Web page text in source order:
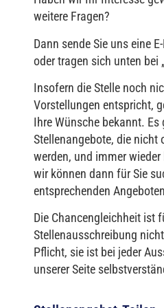
weitere Fragen?
Dann sende Sie uns eine
oder tragen sich unten bei
Insofern die Stelle noch
Vorstellungen entspricht,
Ihre Wünsche bekannt.
Stellenangebote, die nicht
werden, und immer
wir können dann für Sie
entsprechenden
Die Chancengleichheit ist
Stellenausschreibung
Pflicht, sie ist bei jeder
unserer Seite